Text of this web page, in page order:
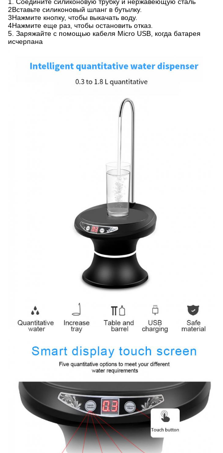
2Вставьте силиконовый шланг в бутылку.
3Нажмите кнопку, чтобы выкачать воду.
4Нажмите еще раз, чтобы остановить отказ.
5. Заряжайте с помощью кабеля Micro USB, когда батарея
исчерпана